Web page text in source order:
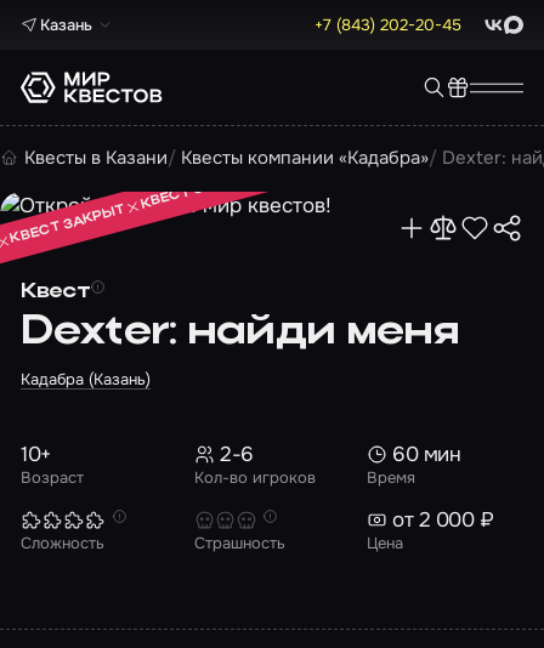
Казань +7 (843) 202-20-45 Max
Квесты в Казани Квесты компании «Кадабра» Dexter:
Квест
Dexter: найди меня
Кадабра (Казань)
КВЕСТ ЗАКРЫТ
КВЕСТ ЗАКРЫТ
КВЕСТ ЗАКРЫТ
Возраст
10+
Кол-во игроков
2-6
Время
60 мин
Сложность Страшность Цена
от 2 000 ₽